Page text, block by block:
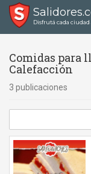
Disfrutá cada
Comidas para
Calefacción
3 publicaciones